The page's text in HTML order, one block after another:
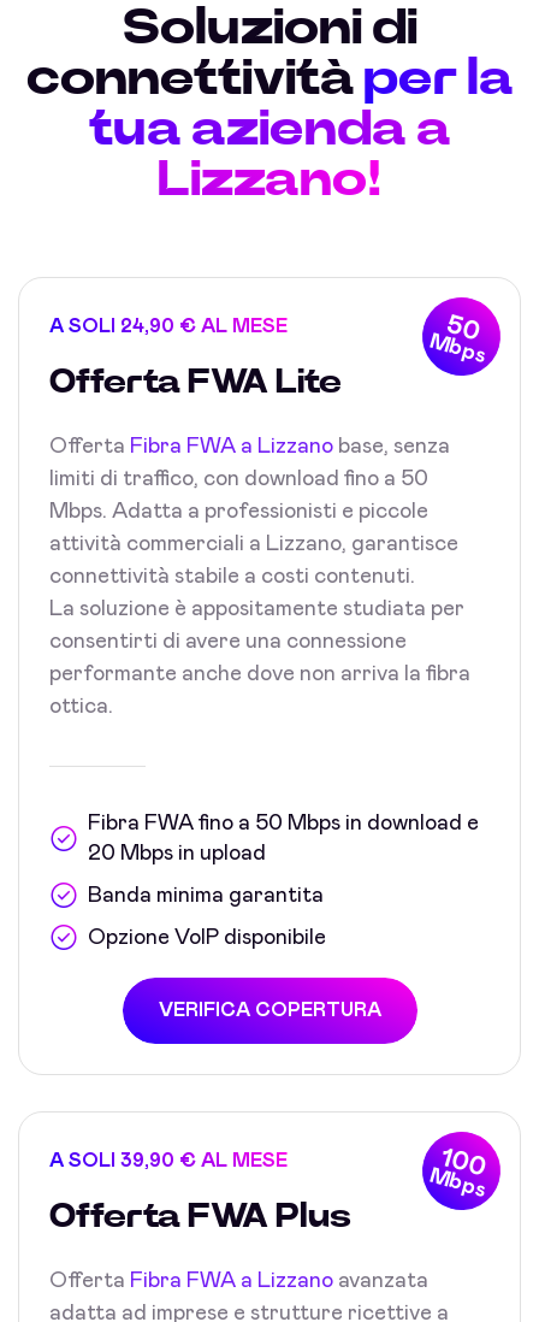
Soluzioni di
connettività per la
tua azienda a
Lizzano!
50
Mbps
A SOLI 24,90 € AL MESE
Offerta FWA Lite
Offerta Fibra FWA a Lizzano base, senza
limiti di traffico, con download fino a 50
Mbps. Adatta a professionisti e piccole
attività commerciali a Lizzano, garantisce
connettività stabile a costi contenuti.
La soluzione è appositamente studiata per
consentirti di avere una connessione
performante anche dove non arriva la fibra
ottica.
Fibra FWA fino a 50 Mbps in download e
20 Mbps in upload
Banda minima garantita
Opzione VoIP disponibile
VERIFICA COPERTURA
100
Mbps
A SOLI 39,90 € AL MESE
Offerta FWA Plus
Offerta Fibra FWA a Lizzano avanzata
adatta ad imprese e strutture ricettive a